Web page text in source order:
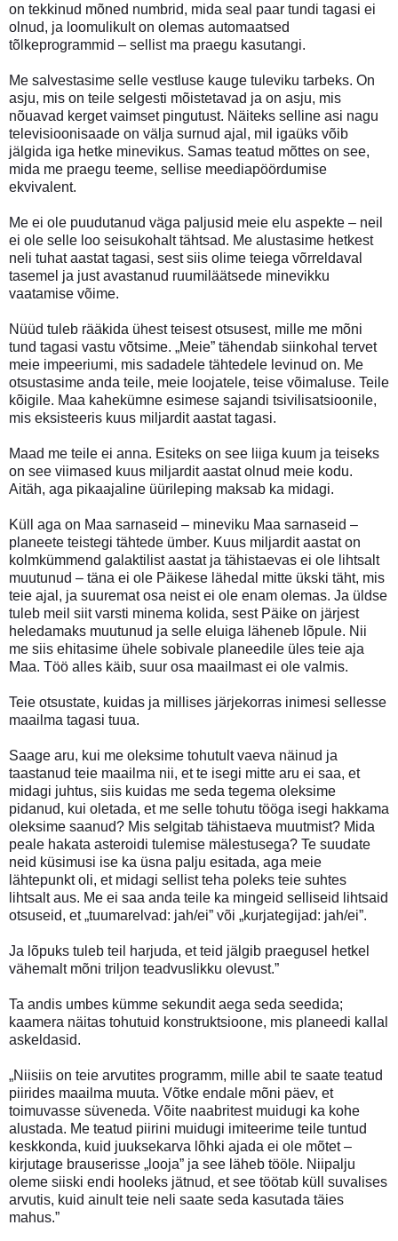
on tekkinud mõned numbrid, mida seal paar tundi tagasi ei
olnud, ja loomulikult on olemas automaatsed
tõlkeprogrammid – sellist ma praegu kasutangi.
Me salvestasime selle vestluse kauge tuleviku tarbeks. On
asju, mis on teile selgesti mõistetavad ja on asju, mis
nõuavad kerget vaimset pingutust. Näiteks selline asi nagu
televisioonisaade on välja surnud ajal, mil igaüks võib
jälgida iga hetke minevikus. Samas teatud mõttes on see,
mida me praegu teeme, sellise meediapöördumise
ekvivalent.
Me ei ole puudutanud väga paljusid meie elu aspekte – neil
ei ole selle loo seisukohalt tähtsad. Me alustasime hetkest
neli tuhat aastat tagasi, sest siis olime teiega võrreldaval
tasemel ja just avastanud ruumiläätsede minevikku
vaatamise võime.
Nüüd tuleb rääkida ühest teisest otsusest, mille me mõni
tund tagasi vastu võtsime. „Meie” tähendab siinkohal tervet
meie impeeriumi, mis sadadele tähtedele levinud on. Me
otsustasime anda teile, meie loojatele, teise võimaluse. Teile
kõigile. Maa kahekümne esimese sajandi tsivilisatsioonile,
mis eksisteeris kuus miljardit aastat tagasi.
Maad me teile ei anna. Esiteks on see liiga kuum ja teiseks
on see viimased kuus miljardit aastat olnud meie kodu.
Aitäh, aga pikaajaline üürileping maksab ka midagi.
Küll aga on Maa sarnaseid – mineviku Maa sarnaseid –
planeete teistegi tähtede ümber. Kuus miljardit aastat on
kolmkümmend galaktilist aastat ja tähistaevas ei ole lihtsalt
muutunud – täna ei ole Päikese lähedal mitte ükski täht, mis
teie ajal, ja suuremat osa neist ei ole enam olemas. Ja üldse
tuleb meil siit varsti minema kolida, sest Päike on järjest
heledamaks muutunud ja selle eluiga läheneb lõpule. Nii
me siis ehitasime ühele sobivale planeedile üles teie aja
Maa. Töö alles käib, suur osa maailmast ei ole valmis.
Teie otsustate, kuidas ja millises järjekorras inimesi sellesse
maailma tagasi tuua.
Saage aru, kui me oleksime tohutult vaeva näinud ja
taastanud teie maailma nii, et te isegi mitte aru ei saa, et
midagi juhtus, siis kuidas me seda tegema oleksime
pidanud, kui oletada, et me selle tohutu tööga isegi hakkama
oleksime saanud? Mis selgitab tähistaeva muutmist? Mida
peale hakata asteroidi tulemise mälestusega? Te suudate
neid küsimusi ise ka üsna palju esitada, aga meie
lähtepunkt oli, et midagi sellist teha poleks teie suhtes
lihtsalt aus. Me ei saa anda teile ka mingeid selliseid lihtsaid
otsuseid, et „tuumarelvad: jah/ei” või „kurjategijad: jah/ei”.
Ja lõpuks tuleb teil harjuda, et teid jälgib praegusel hetkel
vähemalt mõni triljon teadvuslikku olevust.”
Ta andis umbes kümme sekundit aega seda seedida;
kaamera näitas tohutuid konstruktsioone, mis planeedi kallal
askeldasid.
„Niisiis on teie arvutites programm, mille abil te saate teatud
piirides maailma muuta. Võtke endale mõni päev, et
toimuvasse süveneda. Võite naabritest muidugi ka kohe
alustada. Me teatud piirini muidugi imiteerime teile tuntud
keskkonda, kuid juuksekarva lõhki ajada ei ole mõtet –
kirjutage brauserisse „looja” ja see läheb tööle. Niipalju
oleme siiski endi hooleks jätnud, et see töötab küll suvalises
arvutis, kuid ainult teie neli saate seda kasutada täies
mahus.”